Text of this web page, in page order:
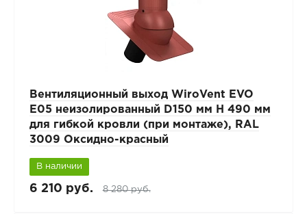
Вентиляционный выход WiroVent EVO
E05 неизолированный D150 мм Н 490 мм
для гибкой кровли (при монтаже), RAL
3009 Оксидно-красный
В наличии
6 210 руб. 8 280 руб.